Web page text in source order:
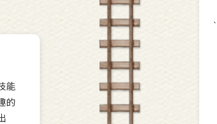
能
的